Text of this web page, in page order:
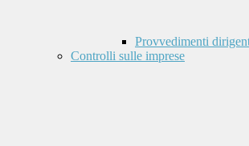
Provvedimenti
Controlli sulle imprese